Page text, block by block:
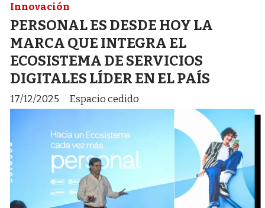
PERSONAL ES DESDE HOY LA
MARCA QUE INTEGRA EL
ECOSISTEMA DE SERVICIOS
DIGITALES LÍDER EN EL PAÍS
Espacio cedido
Innovación
17/12/2025